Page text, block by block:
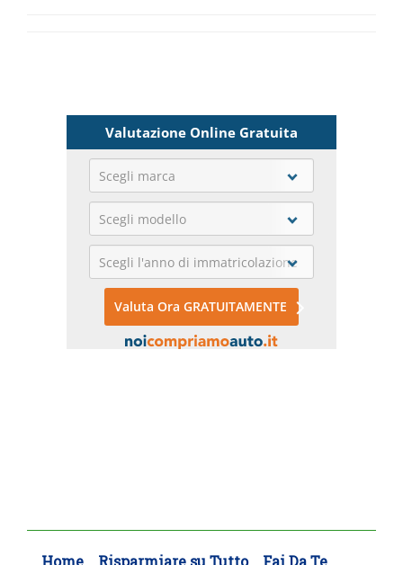
Home Risparmiare su Tutto Fai Da Te